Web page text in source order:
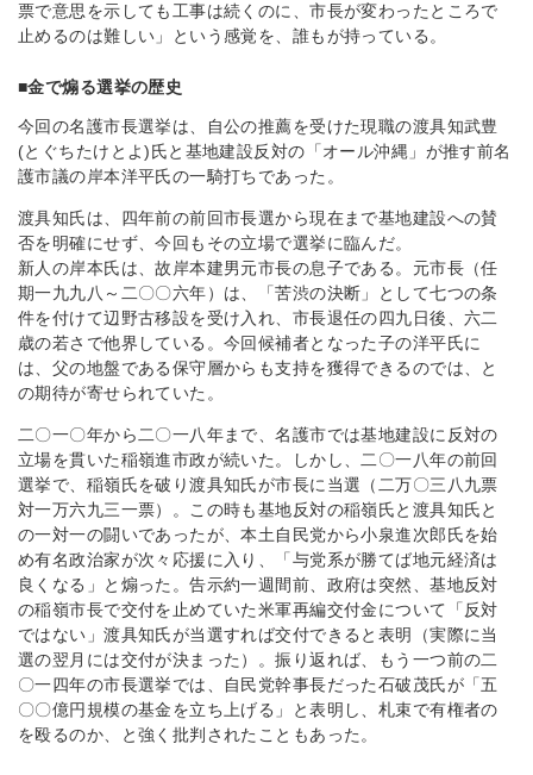
票で意思を示しても工事は続くのに、市長が変わったところで
止めるのは難しい」という感覚を、誰もが持っている。
■金で煽る選挙の歴史
今回の名護市長選挙は、自公の推薦を受けた現職の渡具知武豊
(とぐちたけとよ)氏と基地建設反対の「オール沖縄」が推す前名
護市議の岸本洋平氏の一騎打ちであった。
渡具知氏は、四年前の前回市長選から現在まで基地建設への賛
否を明確にせず、今回もその立場で選挙に臨んだ。
新人の岸本氏は、故岸本建男元市長の息子である。元市長（任
期一九九八～二〇〇六年）は、「苦渋の決断」として七つの条
件を付けて辺野古移設を受け入れ、市長退任の四九日後、六二
歳の若さで他界している。今回候補者となった子の洋平氏に
は、父の地盤である保守層からも支持を獲得できるのでは、と
の期待が寄せられていた。
二〇一〇年から二〇一八年まで、名護市では基地建設に反対の
立場を貫いた稲嶺進市政が続いた。しかし、二〇一八年の前回
選挙で、稲嶺氏を破り渡具知氏が市長に当選（二万〇三八九票
対一万六九三一票）。この時も基地反対の稲嶺氏と渡具知氏と
の一対一の闘いであったが、本土自民党から小泉進次郎氏を始
め有名政治家が次々応援に入り、「与党系が勝てば地元経済は
良くなる」と煽った。告示約一週間前、政府は突然、基地反対
の稲嶺市長で交付を止めていた米軍再編交付金について「反対
ではない」渡具知氏が当選すれば交付できると表明（実際に当
選の翌月には交付が決まった）。振り返れば、もう一つ前の二
〇一四年の市長選挙では、自民党幹事長だった石破茂氏が「五
〇〇億円規模の基金を立ち上げる」と表明し、札束で有権者の
を殴るのか、と強く批判されたこともあった。